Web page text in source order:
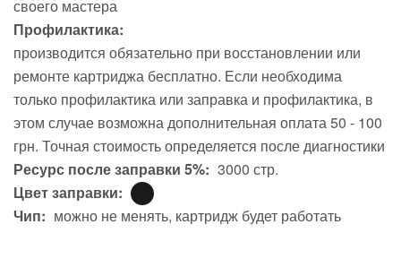
своего мастера
Профилактика:
производится обязательно при восстановлении или
ремонте картриджа бесплатно. Если необходима
только профилактика или заправка и профилактика, в
этом случае возможна дополнительная оплата 50 - 100
грн. Точная стоимость определяется после диагностики
Ресурс после заправки 5%: 3000 стр.
Цвет заправки:
Чип: можно не менять, картридж будет работать